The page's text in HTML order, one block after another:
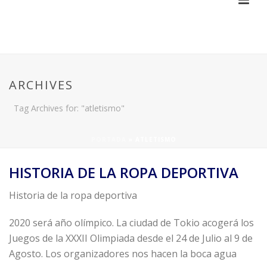
ARCHIVES
Tag Archives for: "atletismo"
HISTORIA DE LA ROPA DEPORTIVA
Historia de la ropa deportiva
2020 será año olímpico. La ciudad de Tokio acogerá los
Juegos de la XXXII Olimpiada desde el 24 de Julio al 9 de
Agosto. Los organizadores nos hacen la boca agua